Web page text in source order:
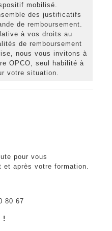
mobilisé.
des justificatifs
de remboursement.
à vos droits au
de remboursement
nous vous invitons à
OPCO, seul habilité à
votre situation.
pour vous
et après votre formation.
80 67
!